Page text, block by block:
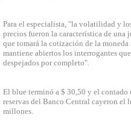
Para el especialista, "la volatilidad y
precios fueron la característica de
que tomará la cotización de la
mantiene abiertos los interrogantes
despejados por completo".
El blue terminó a $ 30,50 y el
reservas del Banco Central cayeron el
millones.